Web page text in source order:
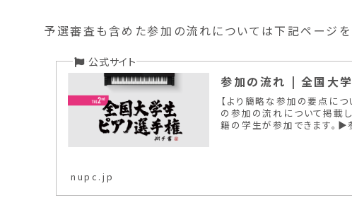
予選審査も含めた参加の流れについては下記ページを
参加の流れ | 全国大
【より簡略な参加の要点に
の参加の流れについて掲載
籍の学生が参加できます。
nupc.jp